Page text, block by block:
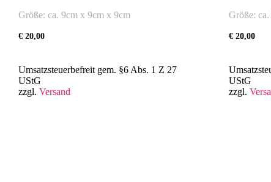
Größe: ca. 9cm x 9cm x 9cm
€ 20,00
Umsatzsteuerbefreit gem. §6 Abs. 1 Z 27
UStG
zzgl.Versand
Größe:
€20,00
UStG
zzgl.